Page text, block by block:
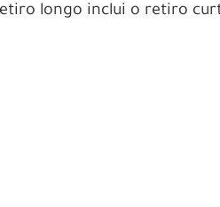
longo inclui o retiro